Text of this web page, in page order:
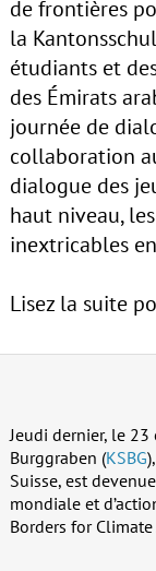
de frontières
la
étudiants et
des Émirats
journée de
collaboration
dialogue des
haut niveau,
inextricables
Lisez la suite
Jeudi dernier, le
Burggraben (KSBG
Suisse, est
mondiale et
Borders for